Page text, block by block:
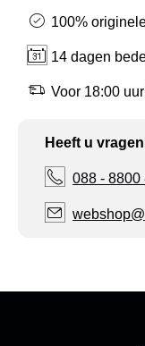
100%
14 dagen
Voor 18:00
Heeft u
088 - 8800